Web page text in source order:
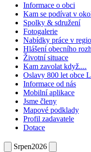
Informace o obci
Kam se podívat v
Spolky & sdružení
Fotogalerie
Nabídky práce v
Hlášení obecního
Životní situace
Kam zavolat když....
Oslavy 800 let obce
Informace od nás
Mobilní aplikace
Jsme členy
Mapové podklady
Profil zadavatele
Dotace
Srpen2026